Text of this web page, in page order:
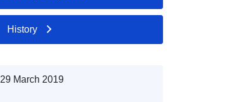
History
29 March 2019